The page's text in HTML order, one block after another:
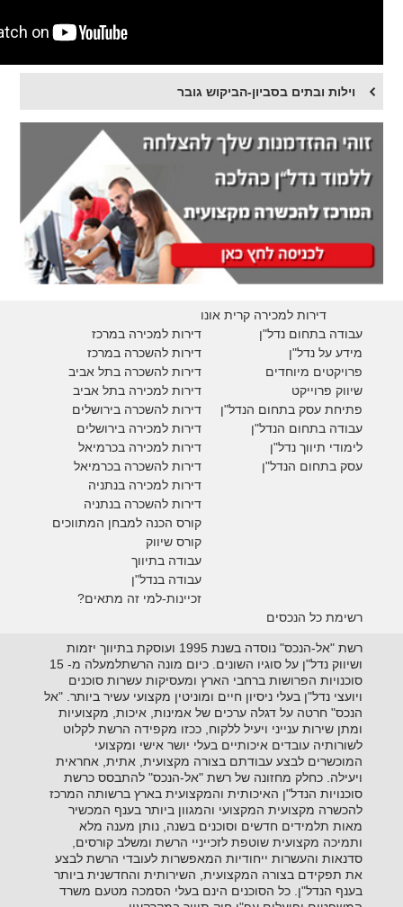
וילות ובתים בסביון-הביקוש גובר
דירות למכירה קרית אונו
דירות למכירה במרכז
דירות להשכרה במרכז
דירות להשכרה בתל אביב
דירות למכירה בתל אביב
דירות להשכרה בירושלים
דירות למכירה בירושלים
דירות למכירה בכרמיאל
דירות להשכרה בכרמיאל
דירות למכירה בנתניה
דירות להשכרה בנתניה
קורס הכנה למבחן המתווכים
קורס שיווק
עבודה בתיווך
עבודה בנדל"ן
זכיינות-למי זה מתאים?
עבודה בתחום נדל"ן
מידע על נדל"ן
פרויקטים מיוחדים
שיווק פרוייקט
פתיחת עסק בתחום הנדל"ן
עבודה בתחום הנדל"ן
לימודי תיווך נדל"ן
עסק בתחום הנדל"ן
רשימת כל הנכסים
רשת "אל-הנכס" נוסדה בשנת 1995 ועוסקת בתיווך יזמות
ושיווק נדל"ן על סוגיו השונים. כיום מונה הרשתלמעלה מ- 15
סוכנויות הפרושות ברחבי הארץ ומעסיקות עשרות סוכנים
ויועצי נדל"ן בעלי ניסיון חיים ומוניטין מקצועי עשיר ביותר. "אל
הנכס" חרטה על דגלה ערכים של אמינות, איכות, מקצועיות
ומתן שירות ענייני ויעיל ללקוח, ככזו מקפידה הרשת לקלוט
לשורותיה עובדים איכותיים בעלי יושר אישי ומקצועי
המוכשרים לבצע עבודתם בצורה מקצועית, אתית, אחראית
ויעילה. כחלק מחזונה של רשת "אל-הנכס" להתבסס כרשת
סוכנויות הנדל"ן האיכותית והמקצועית בארץ ברשותה המרכז
להכשרה מקצועית המקצועי והמגוון ביותר בענף המכשיר
מאות תלמידים חדשים וסוכנים בשנה, נותן מענה מלא
ותמיכה מקצועית שוטפת לזכייניי הרשת ומשלב קורסים,
סדנאות והעשרות ייחודיות המאפשרות לעובדי הרשת לבצע
את תפקידם בצורה המקצועית, השירותית והחדשנית ביותר
בענף הנדל"ן. כל הסוכנים הינם בעלי הסמכה מטעם משרד